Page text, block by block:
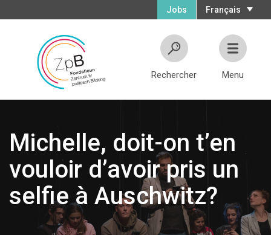
Français
Jobs
Rechercher Menu
Michelle, doit-on t’en
vouloir d’avoir pris un
selfie à Auschwitz?